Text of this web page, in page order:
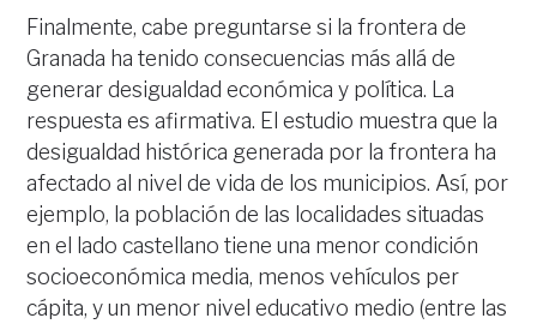
Finalmente, cabe preguntarse si la frontera de
Granada ha tenido consecuencias más allá de
generar desigualdad económica y política. La
respuesta es afirmativa. El estudio muestra que la
desigualdad histórica generada por la frontera ha
afectado al nivel de vida de los municipios. Así, por
ejemplo, la población de las localidades situadas
en el lado castellano tiene una menor condición
socioeconómica media, menos vehículos per
cápita, y un menor nivel educativo medio (entre las